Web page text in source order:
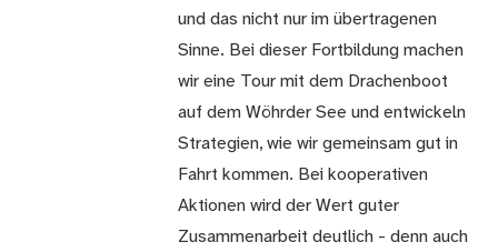
und das nicht nur im übertragenen
Sinne. Bei dieser Fortbildung machen
wir eine Tour mit dem Drachenboot
auf dem Wöhrder See und entwickeln
Strategien, wie wir gemeinsam gut in
Fahrt kommen. Bei kooperativen
Aktionen wird der Wert guter
Zusammenarbeit deutlich - denn auch